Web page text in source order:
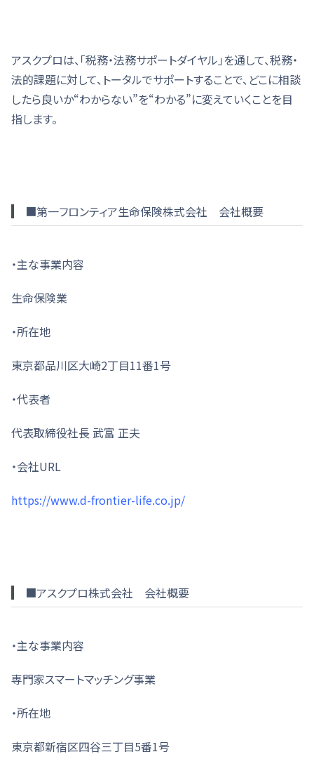
アスクプロは、「税務・法務サポートダイヤル」を通して、税務・
法的課題に対して、トータルでサポートすることで、どこに相談
したら良いか“わからない”を“わかる”に変えていくことを目
指します。
■第一フロンティア生命保険株式会社 会社概要
・主な事業内容
生命保険業
・所在地
東京都品川区大崎2丁目11番1号
・代表者
代表取締役社長 武富 正夫
・会社URL
https://www.d-frontier-life.co.jp/
■アスクプロ株式会社 会社概要
・主な事業内容
専門家スマートマッチング事業
・所在地
東京都新宿区四谷三丁目5番1号